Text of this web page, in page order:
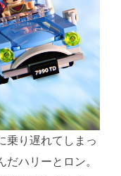
乗り遅れてしまっ
ハリーとロン。